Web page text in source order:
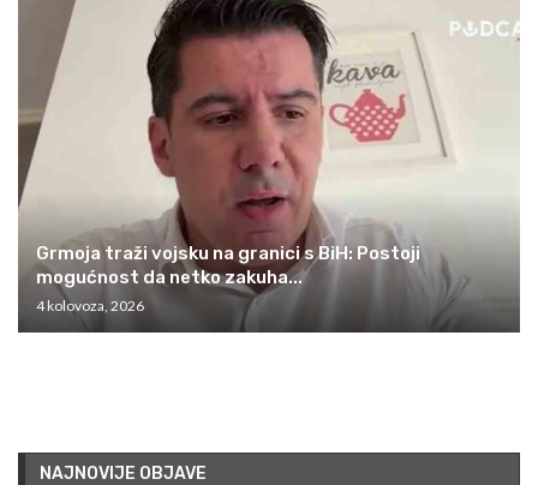
Grmoja traži vojsku na granici s BiH: Postoji
mogućnost da netko zakuha...
4 kolovoza, 2026
NAJNOVIJE OBJAVE